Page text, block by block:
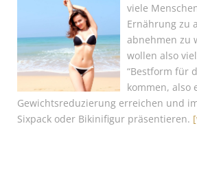
viele
Ernährung zu
abnehmen zu
wollen also
“Bestform für
kommen, also
Gewichtsreduzierung erreichen und
Sixpack oder Bikinifigur präsentieren.